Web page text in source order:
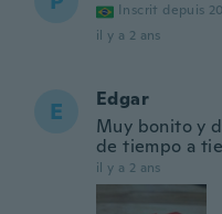
Inscrit depuis
il y a 2 ans
E
Edgar
Muy bonito y
de tiempo a
il y a 2 ans